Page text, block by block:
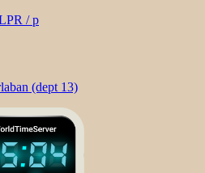
/ p
(dept 13)